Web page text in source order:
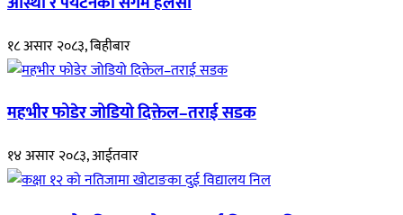
१८ असार २०८३, बिहीबार
महभीर फोडेर जोडियो दिक्तेल–तराई सडक
१४ असार २०८३, आईतवार